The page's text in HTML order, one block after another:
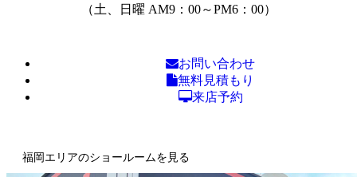
（土、日曜 AM9：00～PM6：00）
お問い合わせ
無料見積もり
来店予約
福岡エリアのショールームを見る